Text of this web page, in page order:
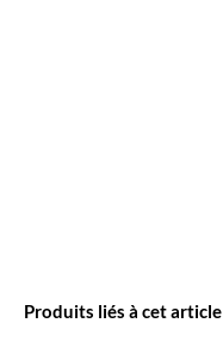
Produits liés à cet article